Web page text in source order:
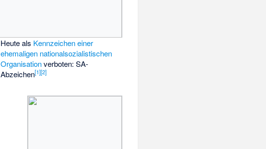
Heute als Kennzeichen einer
ehemaligen nationalsozialistischen
Organisationverboten: SA-
Abzeichen[1][2]